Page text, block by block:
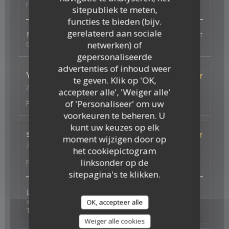
sitepubliek te meten,
functies te bieden (bijv.
gerelateerd aan sociale
netwerken) of
gepersonaliseerde
advertenties of inhoud weer
te geven. Klik op 'OK,
accepteer alle', 'Weiger alle'
of 'Personaliseer' om uw
voorkeuren te beheren. U
kunt uw keuzes op elk
moment wijzigen door op
het cookiepictogram
linksonder op de
sitepagina's te klikken.
OK, accepteer alle
Weiger alle cookies
Prijs
Bonne ambiance, service au top et plats excellents et
copieux
Ysé-Solène D
2026-07-29
- 19:30 - Gasten 2
5/5 Atmosfeer:5/5 Keuken:5/5 Kwaliteit /
Prijs
s
2026-07-26
- 19:30 - Gasten 4
Atmosfeer:5/5 Keuken:5/5
Prijs
Excellent experience with fantastic vegan options -
and a thoughtful surprise to celebrate a birthday too.
Thank you for the wonderful food and service.